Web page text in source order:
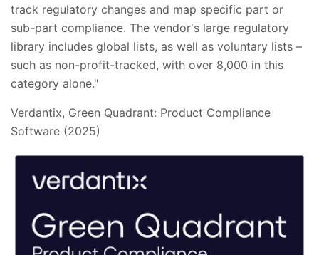
track regulatory changes and map specific part or
sub-part compliance. The vendor's large regulatory
library includes global lists, as well as voluntary lists –
such as non-profit-tracked, with over 8,000 in this
category alone."
Verdantix, Green Quadrant: Product Compliance
Software (2025)